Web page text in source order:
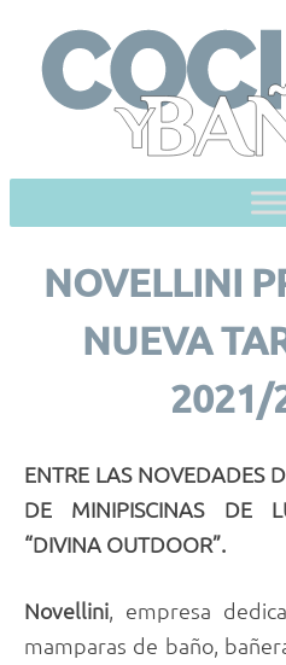
NOVELLINI
NUEVA
2021/
ENTRE LAS NOVEDADES
DE MINIPISCINAS DE
“DIVINA OUTDOOR”.
Novellini, empresa
mamparas de baño,